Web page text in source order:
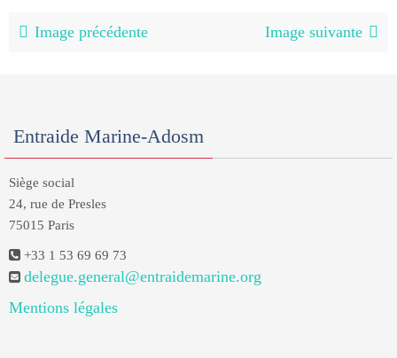
Image précédente Image suivante
Entraide Marine-Adosm
Siège social
24, rue de Presles
75015 Paris
+33 1 53 69 69 73
delegue.general@entraidemarine.org
Mentions légales